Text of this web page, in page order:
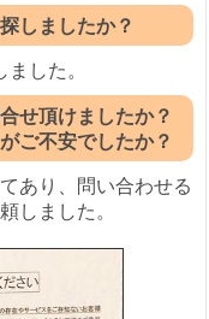
しましたか？
した。
せ頂けましたか？
ご不安でしたか？
あり、問い合わせる
しました。